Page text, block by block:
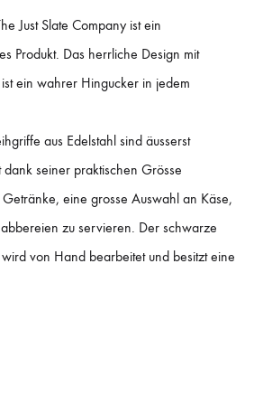
Just Slate Company ist ein
Produkt. Das herrliche Design mit
ist ein wahrer Hingucker in jedem
aus Edelstahl sind äusserst
dank seiner praktischen Grösse
eine grosse Auswahl an Käse,
zu servieren. Der schwarze
von Hand bearbeitet und besitzt eine